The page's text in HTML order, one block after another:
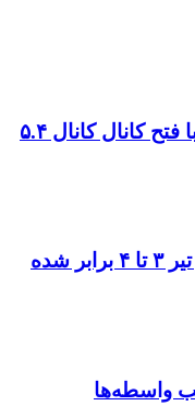
*رکوردشکنی تاریخی بورس با فتح کانال کانال ۵.۴
*چرا قبض آب و برق خرداد و تیر ۳ تا ۴ برابر شده
واسطه‌ها